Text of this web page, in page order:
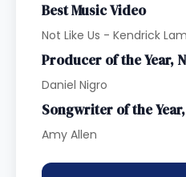
Best Music Video
Not Like Us - Kendrick
Producer of the Year,
Daniel Nigro
Songwriter of the
Amy Allen